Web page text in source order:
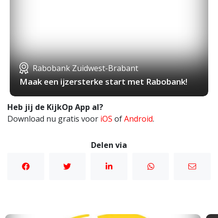
Rabobank Zuidwest-Brabant
Maak een ijzersterke start met Rabobank!
Heb jij de KijkOp App al?
Download nu gratis voor iOS ofAndroid.
Delen via